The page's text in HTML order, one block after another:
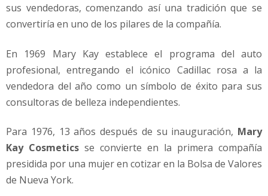
sus vendedoras, comenzando así una tradición que se
convertiría en uno de los pilares de la compañía.
En 1969 Mary Kay establece el programa del auto
profesional, entregando el icónico Cadillac rosa a la
vendedora del año como un símbolo de éxito para sus
consultoras de belleza independientes.
Para 1976, 13 años después de su inauguración, Mary
Kay Cosmetics se convierte en la primera compañía
presidida por una mujer en cotizar en la Bolsa de Valores
de Nueva York.